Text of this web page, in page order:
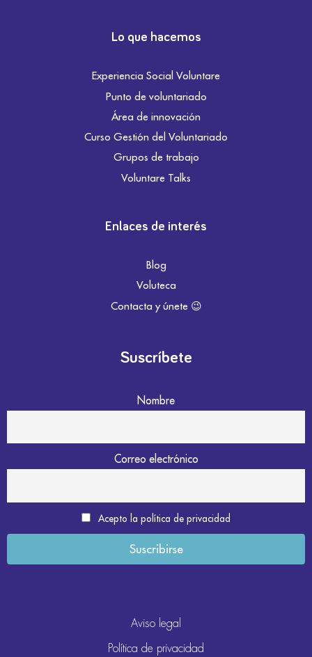
Lo que hacemos
Experiencia Social Voluntare
Punto de voluntariado
Área de innovación
Curso Gestión del Voluntariado
Grupos de trabajo
Voluntare Talks
Enlaces de interés
Blog
Voluteca
Contacta y únete 😉
Suscríbete
Nombre
Correo electrónico
Acepto la política de privacidad
Aviso legal
Política de privacidad